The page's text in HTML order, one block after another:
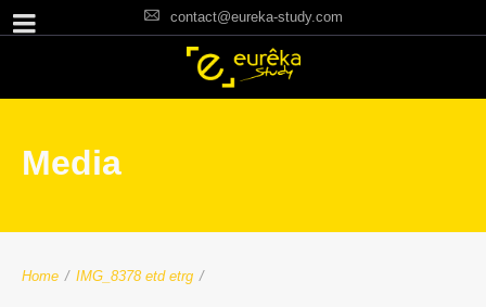
contact@eureka-study.com
Media
Home / IMG_8378 etd etrg /